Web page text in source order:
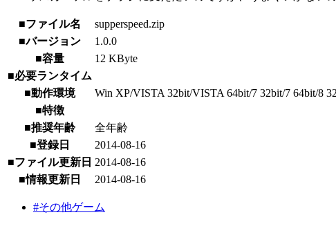
■ファイル名
supperspeed.zip
■バージョン
1.0.0
■容量
12 KByte
■必要ランタイム
■動作環境
Win XP/VISTA 32bit/VISTA 64bit/7 32bit/7 64bit/8
■特徴
■推奨年齢
全年齢
■登録日
2014-08-16
■ファイル更新日 2014-08-16
■情報更新日
2014-08-16
#その他ゲーム